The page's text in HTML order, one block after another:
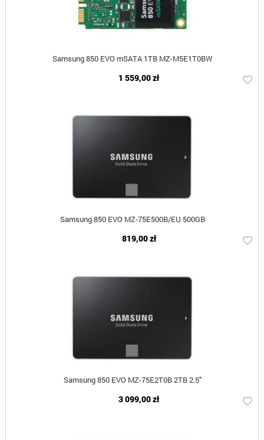
Samsung 850 EVO mSATA 1TB MZ-M5E1T0BW
1 559,00 zł
Samsung 850 EVO MZ-75E500B/EU 500GB
819,00 zł
Samsung 850 EVO MZ-75E2T0B 2TB 2.5"
3 099,00 zł